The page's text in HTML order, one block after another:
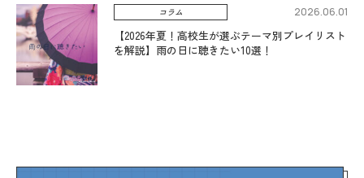
コラム 2026.06.01
【2026年夏！高校生が選ぶテーマ別プレイリスト
を解説】雨の日に聴きたい10選！